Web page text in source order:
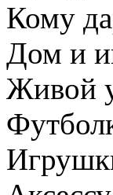
Кому
Дом и
Живой